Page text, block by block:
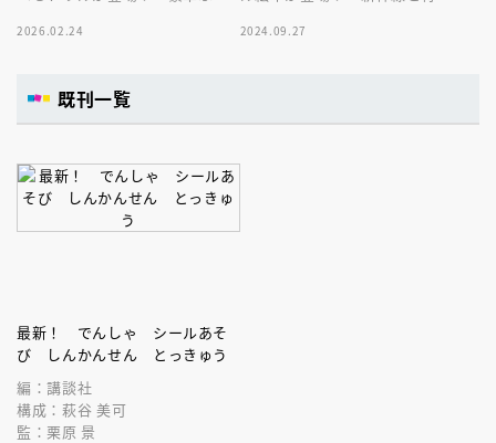
の筆箱＋トミカの三角えんぴ２
2026.02.24
のリュックに入るサイズが嬉し
2024.09.27
既刊一覧
最新！ でんしゃ シールあそ
び しんかんせん とっきゅう
編：講談社
構成：萩谷 美可
監：栗原 景